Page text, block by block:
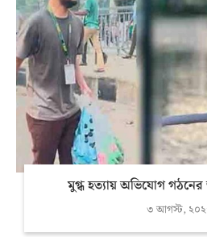
মুগ্ধ হত্যায় অভিযোগ
৩ আগস্ট,